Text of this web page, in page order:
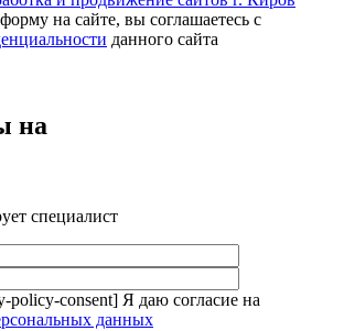
на сайте, вы соглашаетесь с
данного сайта
на
специалист
policy-consent] Я даю согласие на
данных